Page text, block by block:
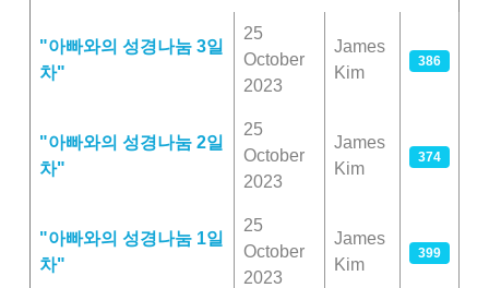
"아빠와의 성경나눔 3일
차"
25
October
2023
James
Kim
386
"아빠와의 성경나눔 2일
차"
25
October
2023
James
Kim
374
"아빠와의 성경나눔 1일
차"
25
October
2023
James
Kim
399